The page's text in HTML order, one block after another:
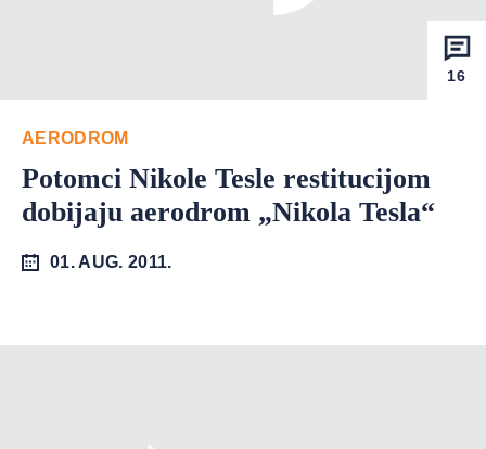
16
AERODROM
Potomci Nikole Tesle restitucijom
dobijaju aerodrom „Nikola Tesla“
01. AUG. 2011.